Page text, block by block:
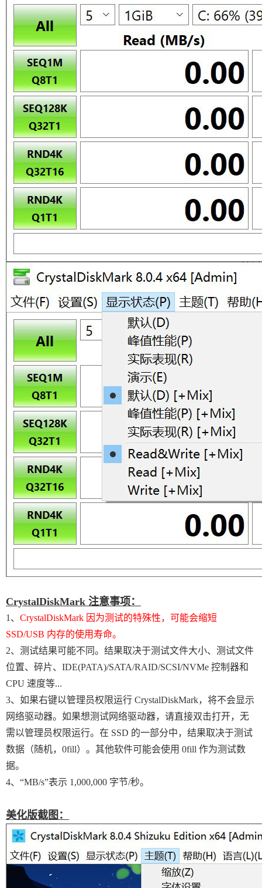
CrystalDiskMark 注意事项：
1、 CrystalDiskMark 因为测试的特殊性，可能会缩短
SSD/USB 内存的使用寿命。
2、测试结果可能不同。结果取决于测试文件大小、测试文件
位置、碎片、IDE(PATA)/SATA/RAID/SCSI/NVMe 控制器和
CPU 速度等...
3、如果右键以管理员权限运行 CrystalDiskMark，将不会显示
网络驱动器。如果想测试网络驱动器，请直接双击打开，无
需以管理员权限运行。在 SSD 的一部分中，结果取决于测试
数据（随机，0fill）。其他软件可能会使用 0fill 作为测试数
据。
4、“MB/s”表示 1,000,000 字节/秒。
美化版截图：